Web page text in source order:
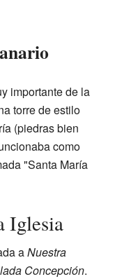
importante de la
torre de estilo
(piedras bien
como
"Santa María
Iglesia
aNuestra
Concepción.